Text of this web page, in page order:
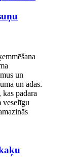
un
un ādas.
padara
veselīgu